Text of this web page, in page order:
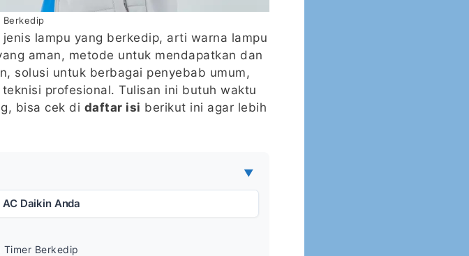
Berkedip
lampu yang berkedip, arti warna lampu
aman, metode untuk mendapatkan dan
solusi untuk berbagai penyebab umum,
profesional. Tulisan ini butuh waktu
bisa cek di daftar isi berikut ini agar lebih
▼
Daikin Anda
Timer Berkedip